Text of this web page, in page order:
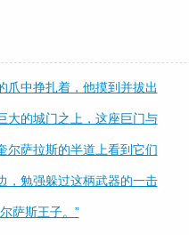
爪中挣扎着，他摸到并拔出
大的城门之上，这座巨门与
尔萨拉斯的半道上看到它们
，勉强躲过这柄武器的一击
萨斯王子。”